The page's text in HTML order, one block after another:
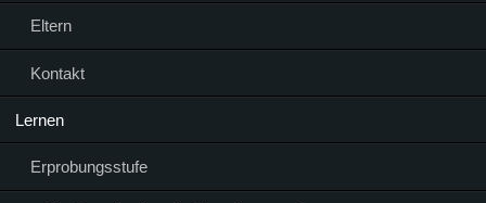
Eltern
Kontakt
Lernen
Erprobungsstufe